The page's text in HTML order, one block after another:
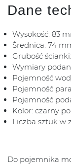
Dane
Wysokość: 83
Średnica: 74
Grubość
Wymiary
Pojemność
Pojemność
Pojemność
Kolor: czarny
Liczba sztuk w
Do pojemnika